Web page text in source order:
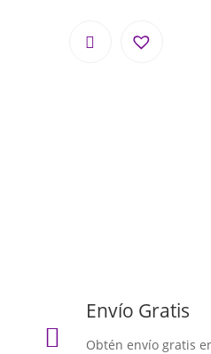

Envío Gratis
Obtén envío gratis